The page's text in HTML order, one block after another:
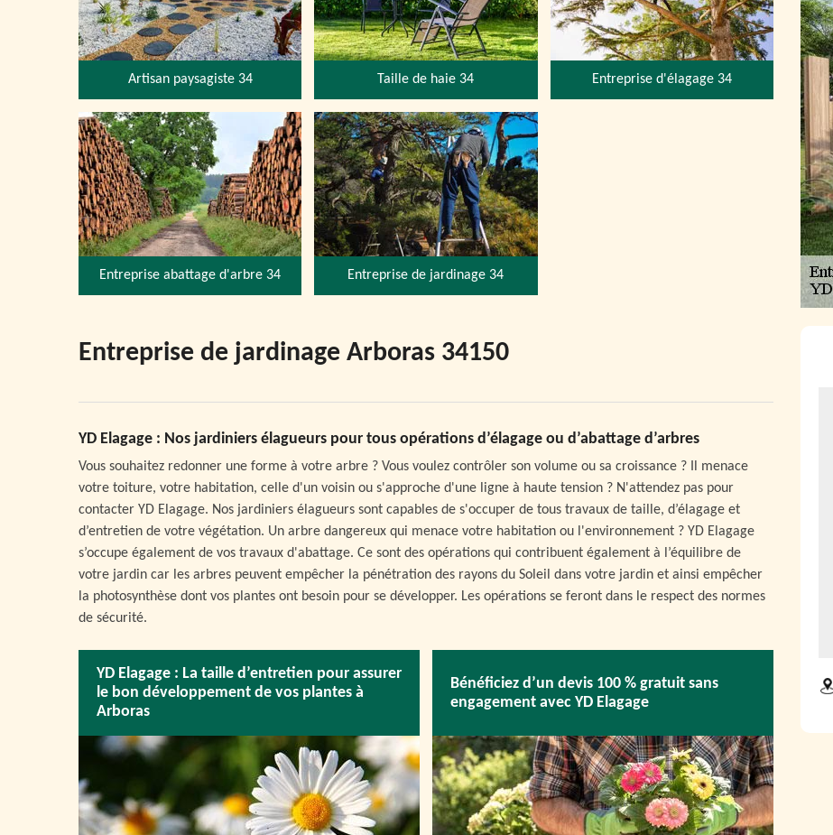
Artisan paysagiste 34 Taille de haie 34 Entreprise d'élagage 34
Entreprise abattage d'arbre 34 Entreprise de jardinage 34
Entreprise de jardinage Arboras 34150
YD Elagage : Nos jardiniers élagueurs pour tous opérations d’élagage ou d’abattage d’arbres
Vous souhaitez redonner une forme à votre arbre ? Vous voulez contrôler son volume ou sa croissance ? Il menace
votre toiture, votre habitation, celle d'un voisin ou s'approche d'une ligne à haute tension ? N'attendez pas pour
contacter YD Elagage. Nos jardiniers élagueurs sont capables de s'occuper de tous travaux de taille, d’élagage et
d’entretien de votre végétation. Un arbre dangereux qui menace votre habitation ou l'environnement ? YD Elagage
s’occupe également de vos travaux d'abattage. Ce sont des opérations qui contribuent également à l’équilibre de
votre jardin car les arbres peuvent empêcher la pénétration des rayons du Soleil dans votre jardin et ainsi empêcher
la photosynthèse dont vos plantes ont besoin pour se développer. Les opérations se feront dans le respect des normes
de sécurité.
YD Elagage : La taille d’entretien pour assurer
le bon développement de vos plantes à
Arboras
Bénéficiez d’un devis 100 % gratuit sans
engagement avec YD Elagage